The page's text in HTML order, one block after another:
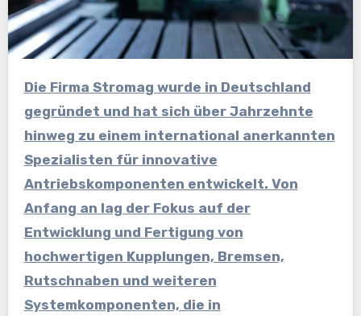
Die Firma Stromag wurde in Deutschland
gegründet und hat sich über Jahrzehnte
hinweg zu einem international anerkannten
Spezialisten für innovative
Antriebskomponenten entwickelt. Von
Anfang an lag der Fokus auf der
Entwicklung und Fertigung von
hochwertigen Kupplungen, Bremsen,
Rutschnaben und weiteren
Systemkomponenten, die in